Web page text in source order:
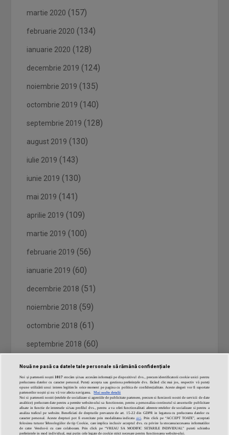
martie 2020 (157)
februarie 2020 (134)
ianuarie 2020 (128)
decembrie 2019 (124)
noiembrie 2019 (135)
octombrie 2019 (140)
septembrie 2019 (128)
august 2019 (130)
iulie 2019 (143)
iunie 2019 (130)
mai 2019 (141)
aprilie 2019 (109)
martie 2019 (100)
februarie 2019 (56)
ianuarie 2019 (60)
decembrie 2018 (51)
noiembrie 2018 (59)
octombrie 2018 (61)
septembrie 2018 (60)
august 2018 (62)
iulie 2018(62)
iunie 2018(26)
Nouă ne pasă ca datele tale personale să rămână confidențiale
Noi și partenerii noștri1017 stocăm și/sau accesăm informații pe dispozitivul dvs., precum identificatorii cookie unici pentru
prelucrarea datelor cu caracter personal. Puteți accepta sau gestiona preferințele dvs. făcând clic mai jos, respectiv vă puteți
opune utilizării unui interes legitim în orice moment pe pagina cu politica de confidențialitate. Aceste alegeri vor fi raportate
partenerilor noștri și nu vă vor afecta navigarea.
Mai multe detalii
Noi si partenerii nostri (retelele de socializare si agentiile de publicitate partenere, precum si furnizorii nostri de servicii de date
analitice) prelucram date pentru a permite website-ului sa functioneze, pentru a personaliza continutul si anunturile publicitare
afisate in functie de interesele si/sau profilul dvs., pentru a va oferi functionalitati aferente retelelor de socializare si pentru a
analiza traficul pe website. Beneficiati de drepturile prevazute de art. 15-22 din GDPR in legatura cu prelucrarea datelor cu
caracter personal. Aceste drepturi pot fi exercitate prin modalitatea indicataaici. Prin click pe “ACCEPT TOATE”, acceptati
folosirea tuturor Tehnologiilor de tip Cookie, care implica inclusiv acceptul dvs. cu privire la stocarea/accesarea informatiilor
de catre Vendor-ii cu care colaboram. Prin click pe “VREAU SA MODIFIC SETARILE INDIVIDUAL” puteti schimba
preferintele in mod individual, mai putin cele legate de cookie strict necesare pentru functionarea website-ului.